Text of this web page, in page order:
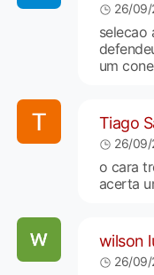
26/09/
selecao
um
Tiago
26/09/
o cara
acerta
wilson
26/09/